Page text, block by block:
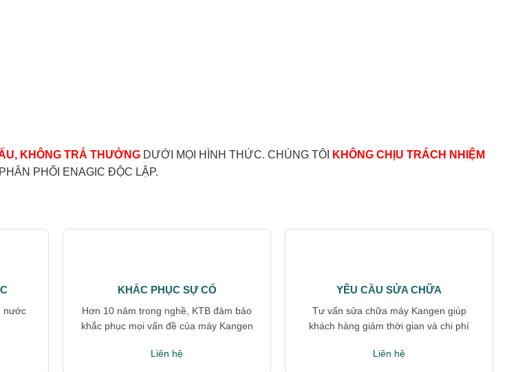
KHÔNG TRẢ THƯỞNGDƯỚI MỌI HÌNH THỨC. CHÚNG TÔI
KHÔNG CHỊU TRÁCH NHIỆM
PHỐI ENAGIC ĐỘC LẬP.
nước
KHẮC PHỤC SỰ CỐ
Hơn 10 năm trong nghề, KTB đảm bảo
khắc phục mọi vấn đề của máy Kangen
Liên hệ
YÊU CẦU SỬA CHỮA
Tư vấn sửa chữa máy Kangen giúp
khách hàng giảm thời gian và chi phí
Liên hệ